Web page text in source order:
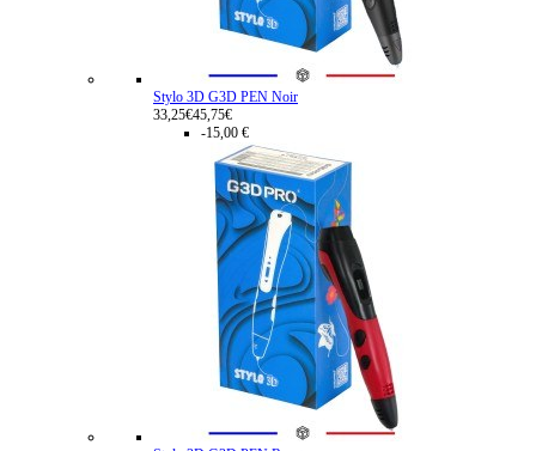
Stylo 3D G3D PEN Noir
33,25€45,75€
-15,00 €